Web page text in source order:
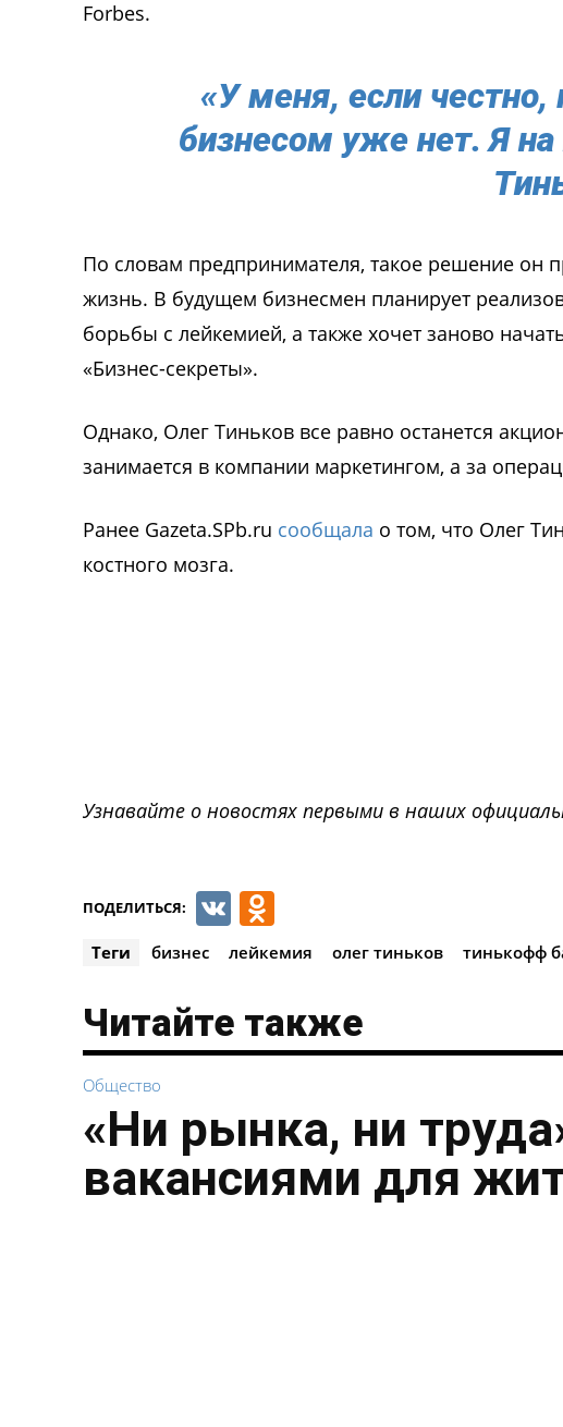
Forbes.
«У меня, если
бизнесом уже нет. Я на
По словам предпринимателя, такое решение он
жизнь. В будущем бизнесмен планирует
борьбы с лейкемией, а также хочет заново
«Бизнес-секреты».
Однако, Олег Тиньков все равно останется
занимается в компании маркетингом, а за
Ранее Gazeta.SPb.ru сообщала о том, что Олег
костного мозга.
Узнавайте о новостях первыми в наших
ПОДЕЛИТЬСЯ: VK
Теги бизнес лейкемия олег тиньков тинькофф
Читайте также
Общество
«Ни рынка, ни
вакансиями для